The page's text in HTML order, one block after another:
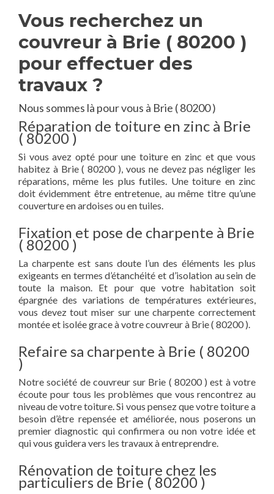
Vous recherchez un
couvreur à Brie ( 80200 )
pour effectuer des
travaux ?
Nous sommes là pour vous à Brie ( 80200 )
Réparation de toiture en zinc à Brie
( 80200 )
Si vous avez opté pour une toiture en zinc et que vous
habitez à Brie ( 80200 ), vous ne devez pas négliger les
réparations, même les plus futiles. Une toiture en zinc
doit évidemment être entretenue, au même titre qu’une
couverture en ardoises ou en tuiles.
Fixation et pose de charpente à Brie
( 80200 )
La charpente est sans doute l’un des éléments les plus
exigeants en termes d’étanchéité et d’isolation au sein de
toute la maison. Et pour que votre habitation soit
épargnée des variations de températures extérieures,
vous devez tout miser sur une charpente correctement
montée et isolée grace à votre couvreur à Brie ( 80200 ).
Refaire sa charpente à Brie ( 80200
)
Notre société de couvreur sur Brie ( 80200 ) est à votre
écoute pour tous les problèmes que vous rencontrez au
niveau de votre toiture. Si vous pensez que votre toiture a
besoin d’être repensée et améliorée, nous poserons un
premier diagnostic qui confirmera ou non votre idée et
qui vous guidera vers les travaux à entreprendre.
Rénovation de toiture chez les
particuliers de Brie ( 80200 )